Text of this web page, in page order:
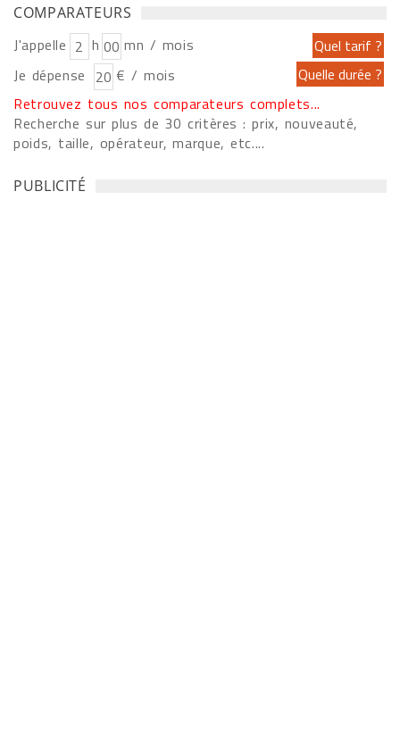
COMPARATEURS
J'appelle h
mn / mois
Je dépense
€ / mois
Retrouvez tous nos comparateurs complets...
Recherche sur plus de 30 critères : prix, nouveauté,
poids, taille, opérateur, marque, etc....
PUBLICITÉ